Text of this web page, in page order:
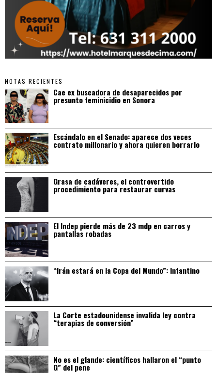
NOTAS RECIENTES
Cae ex buscadora de desaparecidos por
presunto feminicidio en Sonora
Escándalo en el Senado: aparece dos veces
contrato millonario y ahora quieren borrarlo
Grasa de cadáveres, el controvertido
procedimiento para restaurar curvas
El Indep pierde más de 23 mdp en carros y
pantallas robadas
“Irán estará en la Copa del Mundo”: Infantino
La Corte estadounidense invalida ley contra
“terapias de conversión”
No es el glande: científicos hallaron el “punto
G” del pene